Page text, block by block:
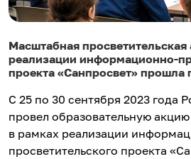
Масштабная просветительская
реализации информационно-
проекта «Санпросвет» прошла
С 25 по 30 сентября 2023 года
провел образовательную
в рамках реализации
просветительского проекта